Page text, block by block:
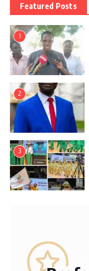
Featured Posts
1
2
3